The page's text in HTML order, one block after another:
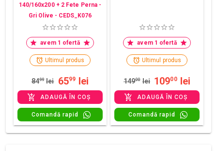
140/160x200 + 2 Fete Perna -
Gri Olive - CEDS_K076
avem 1 ofertă
Ultimul produs
8499 lei 6599 lei
ADAUGĂ ÎN COȘ
Comandă rapid
avem 1 ofertă
Ultimul produs
14900 lei 10900 lei
ADAUGĂ ÎN COȘ
Comandă rapid